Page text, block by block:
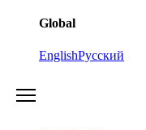
Global
EnglishРусский